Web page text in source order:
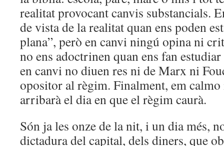
realitat provocant canvis substancials.
de vista de la realitat quan ens poden
plana”, però en canvi ningú opina ni
no ens adoctrinen quan ens fan
en canvi no diuen res ni de Marx ni
opositor al règim. Finalment, em
arribarà el dia en que el règim caurà.
Són ja les onze de la nit, i un dia més,
dictadura del capital, dels diners, que